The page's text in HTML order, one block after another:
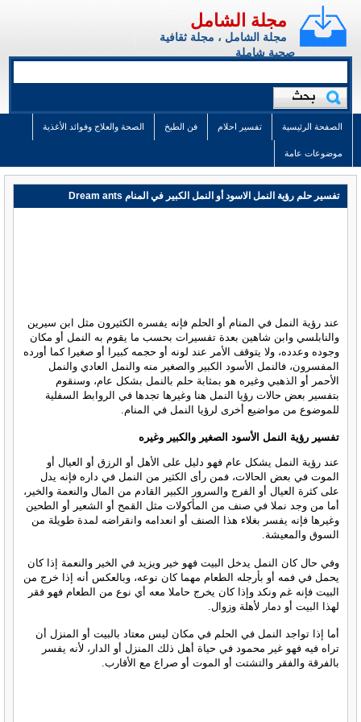
مجلة الشامل
مجلة الشامل ، مجلة ثقافية
صحية شاملة
الصفحة الرئيسية تفسير احلام فن الطبخ الصحة والعلاج وفوائد الأغذية
موضوعات عامة
تفسير حلم رؤية النمل الاسود أو النمل الكبير في المنام Dream ants
عند رؤية النمل في المنام أو الحلم فإنه يفسره الكثيرون مثل ابن سيرين
والنابلسي وابن شاهين بعدة تفسيرات بحسب ما يقوم به النمل أو مكان
وجوده وعدده، ولا يتوقف الأمر عند لونه أو حجمه كبيرا أو صغيرا كما أورده
المفسرون، فالنمل الأسود الكبير والصغير منه والنمل العادي والنمل
الأحمر أو الذهبي وغيره هو بمثابة حلم بالنمل بشكل عام، وسنقوم
بتفسير بعض حالات رؤيا النمل هنا وغيرها تجدها في الروابط السفلية
للموضوع من مواضيع أخرى لرؤيا النمل في المنام.
تفسير رؤية النمل الأسود الصغير والكبير وغيره
عند رؤية النمل يشكل عام فهو دليل على الأهل أو الرزق أو العيال أو
الموت في بعض الحالات، فمن رأى الكثير من النمل في داره فإنه يدل
على كثرة العيال أو الفرج والسرور الكبير القادم من المال والنعمة والخير،
أما من وجد نملا في صنف من المأكولات مثل القمح أو الشعير أو الطحين
وغيرها فإنه يفسر بغلاء هذا الصنف أو انعدامه وانقراضه لمدة طويلة من
السوق والمعيشة.
وفي حال كان النمل يدخل البيت فهو خير ويزيد في الخير والنعمة إذا كان
يحمل في فمه أو بأرجله الطعام مهما كان نوعه، وبالعكس أنه إذا خرج من
البيت فإنه غم ونكد وإذا كان يخرج حاملا معه أي نوع من الطعام فهو فقر
لهذا البيت أو دمار لأهلة وزوال.
أما إذا تواجد النمل في الحلم في مكان ليس معتاد بالبيت أو المنزل أن
تراه فيه فهو غير محمود في حياة أهل ذلك المنزل أو الدار، لأنه يفسر
بالفرقة والفقر والتشتت أو الموت أو صراع مع الأقارب.